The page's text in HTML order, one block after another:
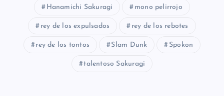
Hanamichi Sakuragi mono pelirrojo
rey de los expulsados rey de los rebotes
rey de los tontos Slam Dunk Spokon
talentoso Sakuragi